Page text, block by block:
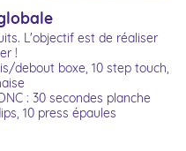
L'objectif est de réaliser
!
debout boxe, 10 step touch,
: 30 secondes planche
10 press épaules